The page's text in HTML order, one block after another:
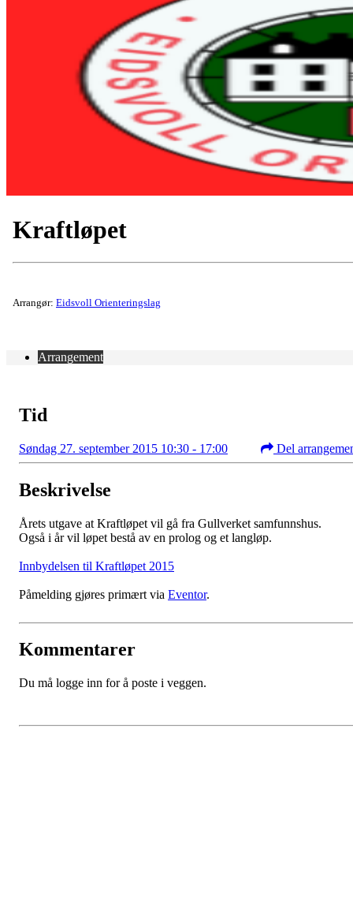
Kraftløpet
Arrangør: Eidsvoll Orienteringslag
Arrangement
Tid
Søndag 27. september 2015 10:30 - 17:00 Del
Beskrivelse
Årets utgave at Kraftløpet vil gå fra Gullverket samfunnshus.
Også i år vil løpet bestå av en prolog og et langløp.
Innbydelsen til Kraftløpet 2015
Påmelding gjøres primært via Eventor.
Kommentarer
Du må logge inn for å poste i veggen.